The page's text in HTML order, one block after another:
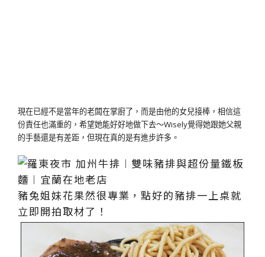
現在已經不是當年的老闆在掌廚了，而是由他的女兒接棒，相信這
份責任也滿重的，希望她能好好地做下去～Wisely覺得她跟她父親
的手藝還是有差距，但現在真的是有進步許多。
豬兔姐妹花果然很專業，點好的豬排一上桌就
立即開拍取材了！